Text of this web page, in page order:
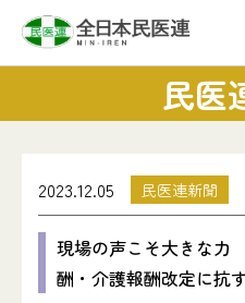
民医
2023.12.05 民医連新聞
現場の声こそ大きな
酬・介護報酬改定に抗